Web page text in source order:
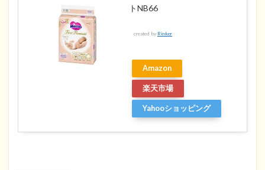
トNB66
created by Rinker
Amazon
楽天市場
Yahooショッピング